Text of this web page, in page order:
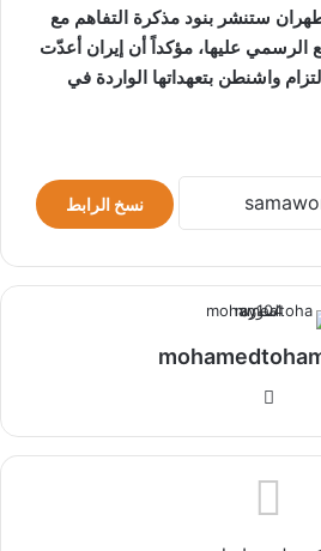
ستنشر بنود مذكرة التفاهم مع
الرسمي عليها، مؤكداً أن إيران أعدّت
واشنطن بتعهداتها الواردة في
نسخ الرابط